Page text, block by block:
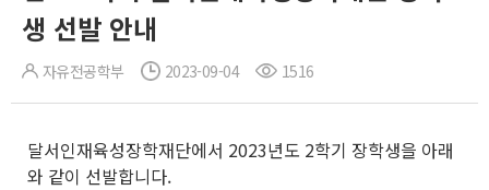
생 선발 안내
자유전공학부 2023-09-04 1516
달서인재육성장학재단에서 2023년도 2학기 장학생을 아래
와 같이 선발합니다.